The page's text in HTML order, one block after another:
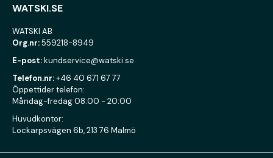
WATSKI.SE
WATSKI AB
Org.nr:559218-8949
E-post:kundservice@watski.se
Telefon.nr:+46 40 671 67 77
Öppettider telefon:
Måndag-fredag 08:00 - 20:00
Huvudkontor:
Lockarpsvägen 6b, 213 76 Malmö